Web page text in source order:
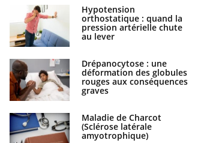
Hypotension
orthostatique : quand la
pression artérielle chute
au lever
Drépanocytose : une
déformation des globules
rouges aux conséquences
graves
Maladie de Charcot
(Sclérose latérale
amyotrophique)